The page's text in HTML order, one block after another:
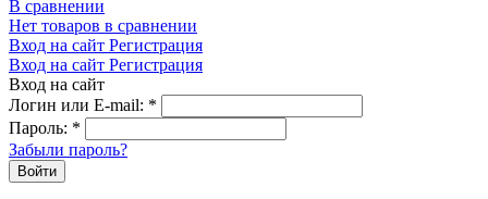
В сравнении
Нет товаров в сравнении
Вход на сайт Регистрация
Вход на сайт Регистрация
Вход на сайт
Логин или E-mail: *
Пароль: *
Забыли пароль?
Войти